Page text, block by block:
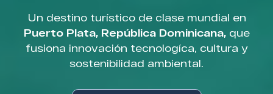
Un destino turístico de clase mundial en
Puerto Plata, República Dominicana,que
fusiona innovación tecnologíca, cultura y
sostenibilidad ambiental.